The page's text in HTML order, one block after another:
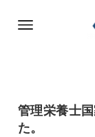
管理栄養士
た。